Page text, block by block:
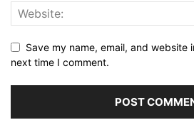
Save my name, email, and website
next time I comment.